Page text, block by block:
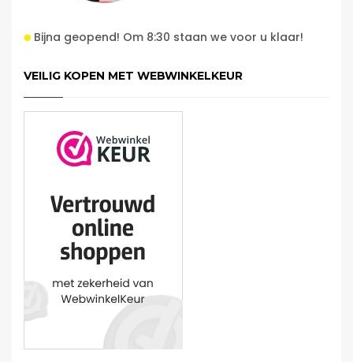
Bijna geopend! Om 8:30 staan we voor u klaar!
VEILIG KOPEN MET WEBWINKELKEUR